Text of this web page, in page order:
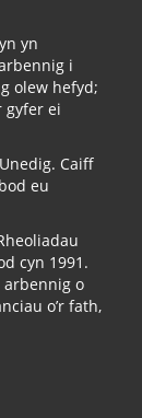
yn
i
olew hefyd;
gyfer ei
Caiff
eu
cyn 1991.
arbennig o
o’r fath,